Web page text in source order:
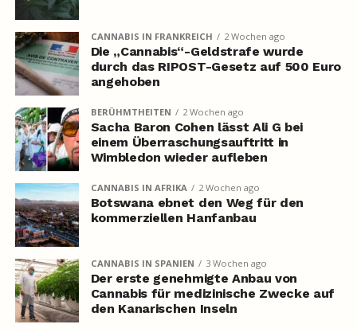
CANNABIS IN FRANKREICH 2 Wochen ago
Die „Cannabis“-Geldstrafe wurde
durch das RIPOST-Gesetz auf 500 Euro
angehoben
BERÜHMTHEITEN 2 Wochen ago
Sacha Baron Cohen lässt Ali G bei
einem Überraschungsauftritt in
Wimbledon wieder aufleben
CANNABIS IN AFRIKA 2 Wochen ago
Botswana ebnet den Weg für den
kommerziellen Hanfanbau
CANNABIS IN SPANIEN 3 Wochen ago
Der erste genehmigte Anbau von
Cannabis für medizinische Zwecke auf
den Kanarischen Inseln